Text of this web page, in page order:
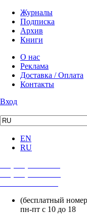
Журналы
Подписка
Архив
Книги
О нас
Реклама
Доставка / Оплата
Контакты
Вход
EN
RU
(бесплатный
пн-пт с 10 до 18